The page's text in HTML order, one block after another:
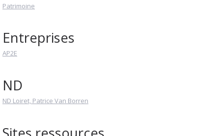
Patrimoine
Entreprises
AP2E
ND
ND Loiret, Patrice Van Borren